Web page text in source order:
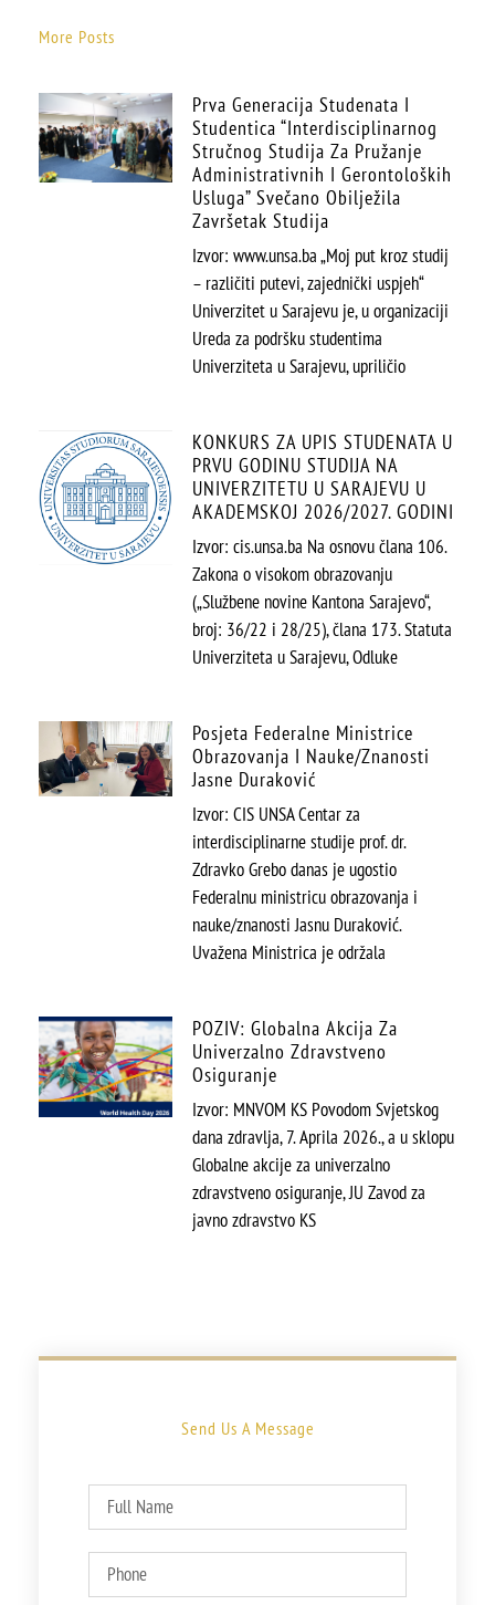
More Posts
Prva Generacija Studenata I
Studentica “Interdisciplinarnog
Stručnog Studija Za Pružanje
Administrativnih I Gerontoloških
Usluga” Svečano Obilježila
Završetak Studija
Izvor: www.unsa.ba „Moj put kroz studij
– različiti putevi, zajednički uspjeh“
Univerzitet u Sarajevu je, u organizaciji
Ureda za podršku studentima
Univerziteta u Sarajevu, upriličio
KONKURS ZA UPIS STUDENATA U
PRVU GODINU STUDIJA NA
UNIVERZITETU U SARAJEVU U
AKADEMSKOJ 2026/2027. GODINI
Izvor: cis.unsa.ba Na osnovu člana 106.
Zakona o visokom obrazovanju
(„Službene novine Kantona Sarajevo“,
broj: 36/22 i 28/25), člana 173. Statuta
Univerziteta u Sarajevu, Odluke
Posjeta Federalne Ministrice
Obrazovanja I Nauke/znanosti
Jasne Duraković
Izvor: CIS UNSA Centar za
interdisciplinarne studije prof. dr.
Zdravko Grebo danas je ugostio
Federalnu ministricu obrazovanja i
nauke/znanosti Jasnu Duraković.
Uvažena Ministrica je održala
POZIV: Globalna Akcija Za
Univerzalno Zdravstveno
Osiguranje
Izvor: MNVOM KS Povodom Svjetskog
dana zdravlja, 7. Aprila 2026., a u sklopu
Globalne akcije za univerzalno
zdravstveno osiguranje, JU Zavod za
javno zdravstvo KS
Send Us A Message